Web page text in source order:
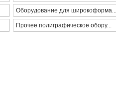
Оборудование для широкоформа...
Прочее полиграфическое обору...